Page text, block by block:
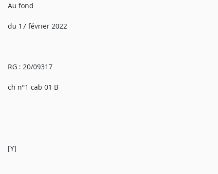
Au fond
du 17 février 2022
RG : 20/09317
ch n°1 cab 01 B
[Y]